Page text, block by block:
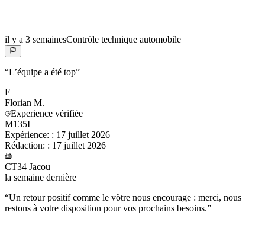
il y a 3 semainesContrôle technique automobile
“L’équipe a été top”
F
Florian M.
Experience vérifiée
M135I
Expérience: : 17 juillet 2026
Rédaction: : 17 juillet 2026
CT34 Jacou
la semaine dernière
“Un retour positif comme le vôtre nous encourage : merci, nous
restons à votre disposition pour vos prochains besoins.”